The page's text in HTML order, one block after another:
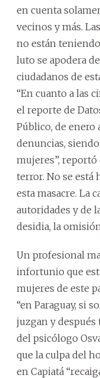
en cuenta
vecinos y más.
no están
luto se apodera
ciudadanos de
“En cuanto a las
el reporte de
Público, de enero
denuncias,
mujeres”, reportó
terror. No se está
esta masacre. La
autoridades y de
desidia, la
Un profesional
infortunio que
mujeres de este
“en Paraguay, si
juzgan y después
del psicólogo
que la culpa del
en Capiatá